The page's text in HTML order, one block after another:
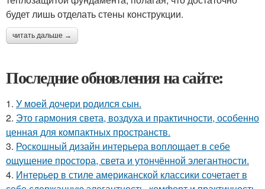
будет лишь отделать стены конструкции.
читать дальше →
Последние обновления на сайте:
1. У моей дочери родился сын.
2. Это гармония света, воздуха и практичности, особенно
ценная для компактных пространств.
3. Роскошный дизайн интерьера воплощает в себе
ощущение простора, света и утончённой элегантности.
4. Интерьер в стиле американской классики сочетает в